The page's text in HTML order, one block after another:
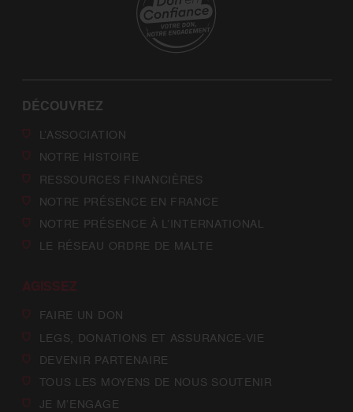
DÉCOUVREZ
L’ASSOCIATION
NOTRE HISTOIRE
RESSOURCES FINANCIÈRES
NOTRE PRÉSENCE EN FRANCE
NOTRE PRÉSENCE À L’INTERNATIONAL
LE RÉSEAU ORDRE DE MALTE
AGISSEZ
FAIRE UN DON
LEGS, DONATIONS ET ASSURANCE-VIE
DEVENIR PARTENAIRE
TOUS LES MOYENS DE NOUS SOUTENIR
JE M’ENGAGE